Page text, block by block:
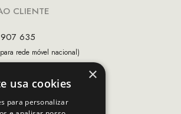
CLIENTE
635
rede móvel nacional)
contacto:
×
usa cookies
para personalizar